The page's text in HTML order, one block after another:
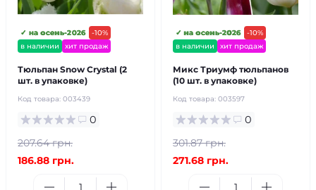
-10%
в наличии
✓ на осень-2026
хит продаж
Тюльпан Snow Crystal (2
шт. в упаковке)
Код товара: 003439
0
207.64 грн.
186.88 грн.
-10%
в наличии
✓ на осень-2026
хит продаж
Микс Триумф тюльпанов
(10 шт. в упаковке)
Код товара: 003597
0
301.87 грн.
271.68 грн.